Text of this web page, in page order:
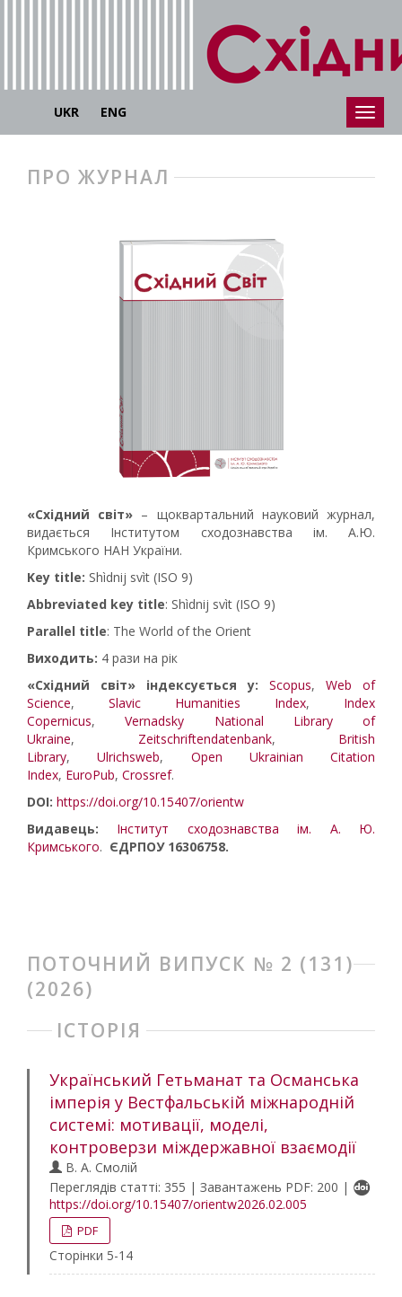
UKR ENG
ПРО ЖУРНАЛ
«Східний світ» – щоквартальний науковий журнал,
видається Інститутом сходознавства ім. А.Ю.
Кримського НАН України.
Key title: Shìdnij svìt (ISO 9)
Abbreviated key title: Shìdnij svìt (ISO 9)
Parallel title: The World of the Orient
Виходить: 4 рази на рік
«Східний світ» індексується у:
Scopus, Web of
Science, Slavic Humanities Index, Index
Copernicus,Vernadsky National Library of
Ukraine, Zeitschriftendatenbank, British
Library,Ulrichsweb, Open Ukrainian Citation
Index, EuroPub, Crossref.
DOI: https://doi.org/10.15407/orientw
Видавець: Інститут сходознавства ім. А. Ю.
Кримського. ЄДРПОУ 16306758.
ПОТОЧНИЙ ВИПУСК № 2 (131)
(2026)
ІСТОРІЯ
Український Гетьманат та Османська
імперія у Вестфальській міжнародній
системі: мотивації, моделі,
контроверзи міждержавної взаємодії
В. А. Смолій
Переглядів статті: 355 | Завантажень PDF: 200 |
https://doi.org/10.15407/orientw2026.02.005
PDF
Сторінки 5-14